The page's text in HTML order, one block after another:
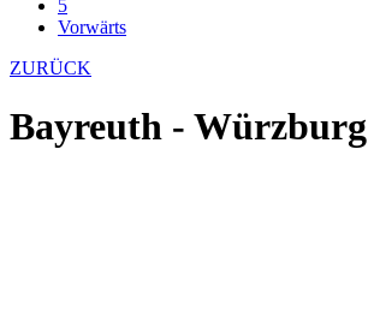
5
Vorwärts
ZURÜCK
Bayreuth - Würzburg